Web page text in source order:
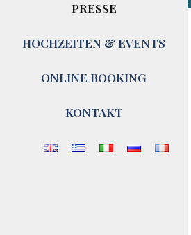
PRESSE
HOCHZEITEN & EVENTS
ONLINE BOOKING
KONTAKT